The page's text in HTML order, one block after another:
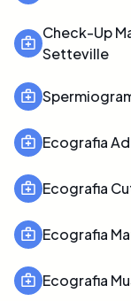
Check-Up
Setteville
Ecografia
Ecografia
Ecografia
Ecografia